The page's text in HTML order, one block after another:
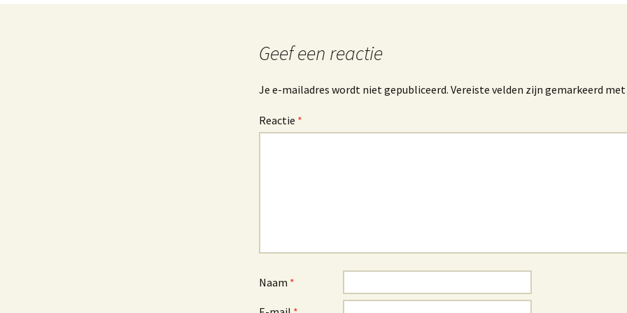
Geef een reactie
Je e-mailadres wordt niet gepubliceerd. Vereiste velden zijn gemarkeerd met
Reactie *
Naam *